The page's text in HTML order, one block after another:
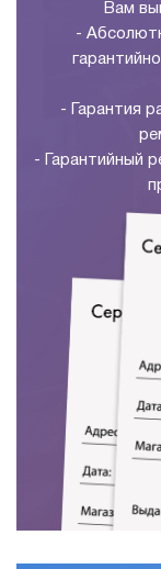
Вам
-
- Гарантия
- Гарантийный